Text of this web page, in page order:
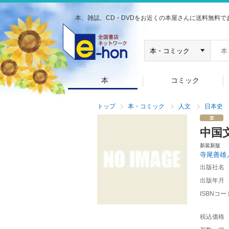
本、雑誌、CD・DVDをお近くの本屋さんに送料無料で
本 コミック
トップ 本・コミック 人文 日本史
中国
新装新版
寺尾善雄
出版社名
出版年月
ISBNコー
税込価格